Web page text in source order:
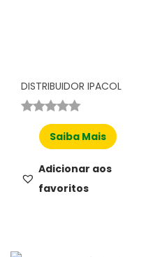
DISTRIBUIDOR IPACOL
Saiba Mais
Adicionar aos
favoritos